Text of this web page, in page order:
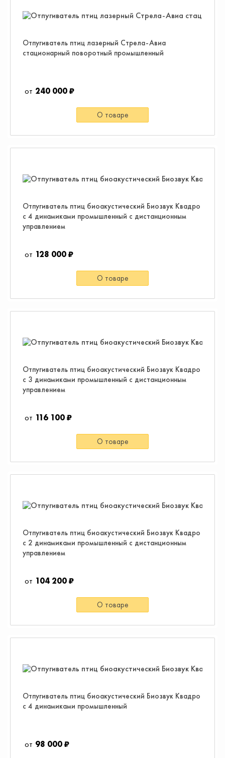
Отпугиватель птиц лазерный Стрела-Авиа
стационарный поворотный промышленный
240 000 ₽
О товаре
Отпугиватель птиц биоакустический Биозвук Квадро
с 4 динамиками промышленный с дистанционным
управлением
128 000 ₽
О товаре
Отпугиватель птиц биоакустический Биозвук Квадро
с 3 динамиками промышленный с дистанционным
управлением
116 100 ₽
О товаре
Отпугиватель птиц биоакустический Биозвук Квадро
с 2 динамиками промышленный с дистанционным
управлением
104 200 ₽
О товаре
Отпугиватель птиц биоакустический Биозвук Квадро
с 4 динамиками промышленный
98 000 ₽